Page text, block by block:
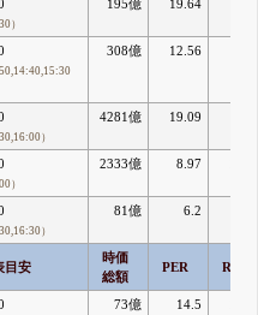
）
195億 19.64
308億 12.56
）
4281億 19.09
）
2333億 8.97
）
81億 6.2
目安
時価
総額
PER ROE
73億 14.5